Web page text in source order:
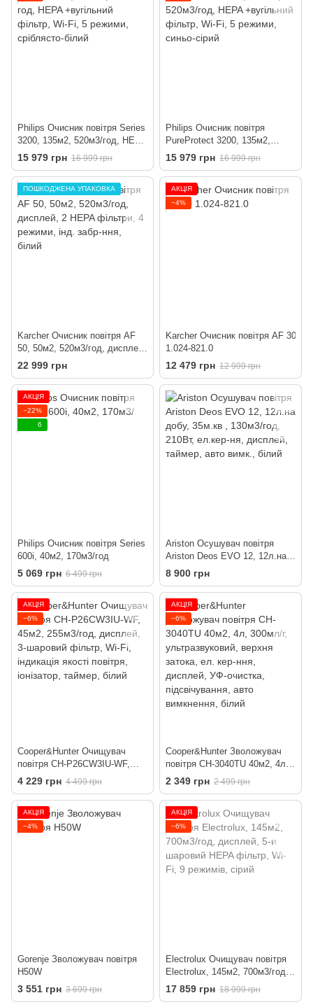
Philips Очисник повітря Series
3200, 135м2, 520м3/год, HEPA
+вугільний фільтр, Wi-Fi, 5
режими, сріблясто-білий
15 979 грн 16 999 грн
Philips Очисник повітря
PureProtect 3200, 135м2,
520м3/год, HEPA +вугільний
фільтр, Wi-Fi, 5 режими,
синьо-сірий
15 979 грн 16 999 грн
ПОШКОДЖЕНА УПАКОВКА
Karcher Очисник повітря AF
50, 50м2, 520м3/год, дисплей,
2 HEPA фільтри, 4 режими,
інд. забр-ння, білий
22 999 грн
АКЦІЯ
−4%
Karcher Очисник повітря AF 30
1.024-821.0
12 479 грн 12 999 грн
АКЦІЯ
−22%
6
Philips Очисник повітря Series
600i, 40м2, 170м3/год
5 069 грн 6 499 грн
Ariston Осушувач повітря
Ariston Deos EVO 12, 12л.на
добу, 35м.кв , 130м3/год,
210Вт, ел.кер-ня, дисплей,
таймер, авто вимк., білий
8 900 грн
АКЦІЯ
−6%
Cooper&Hunter Очищувач
повітря CH-P26CW3IU-WF,
45м2, 255м3/год, дисплей, 3-
шаровий фільтр, Wi-Fi,
індикація якості повітря,
іонізатор, таймер, білий
4 229 грн 4 499 грн
АКЦІЯ
−6%
Cooper&Hunter Зволожувач
повітря CH-3040TU 40м2, 4л,
300мл/г, ультразвуковий,
верхня затока, ел. кер-ння,
дисплей, УФ-очистка,
підсвічування, авто
вимкнення, білий
2 349 грн 2 499 грн
АКЦІЯ
−4%
Gorenje Зволожувач повітря
H50W
3 551 грн 3 699 грн
АКЦІЯ
−6%
Electrolux Очищувач повітря
Electrolux, 145м2, 700м3/год,
дисплей, 5-и шаровий HEPA
фільтр, Wi-Fi, 9 режимів, сірий
17 859 грн 18 999 грн